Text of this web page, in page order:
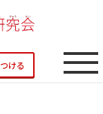
ける